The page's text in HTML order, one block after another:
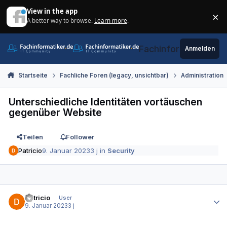
View in the app
A better way to browse. Learn more. ×
Fachinformatiker.de
Anmelden
Startseite Fachliche Foren (legacy, unsichtbar) Administration
Unterschiedliche Identitäten vortäuschen
gegenüber Website
Teilen
Follower
Patricio9. Januar 20233 j in Security
Patricio
User
9. Januar 20233 j